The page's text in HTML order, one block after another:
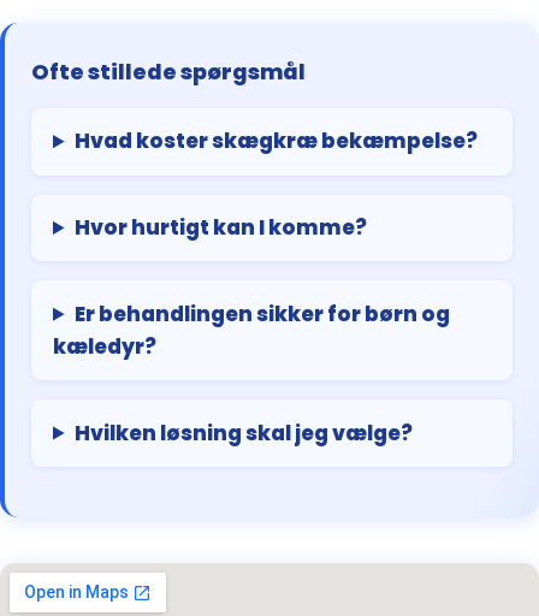
Ofte stillede spørgsmål
Hvad koster skægkræ bekæmpelse?
Hvor hurtigt kan I komme?
Er behandlingen sikker for børn og
kæledyr?
Hvilken løsning skal jeg vælge?